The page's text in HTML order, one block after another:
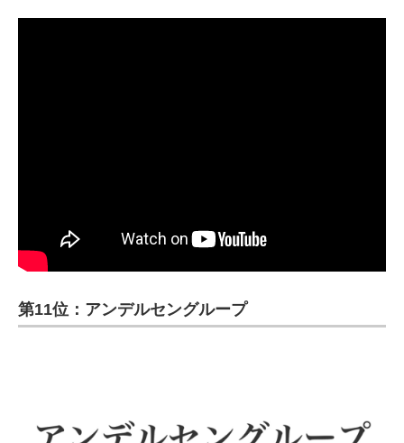
第11位：アンデルセングループ